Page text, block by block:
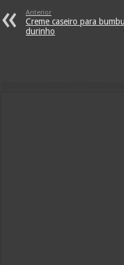
Anterior
Creme caseiro para
durinho